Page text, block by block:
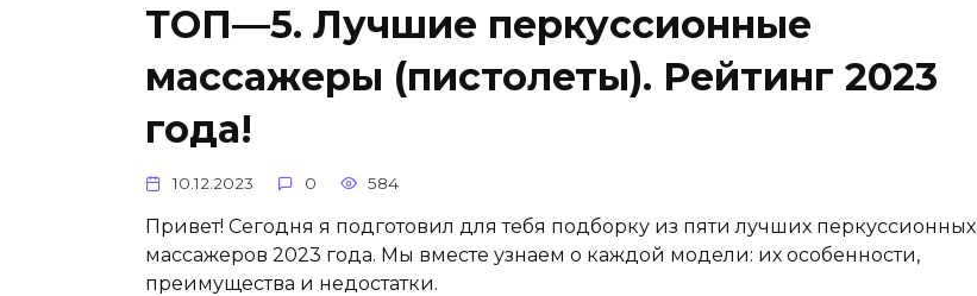
ТОП—5. Лучшие перкуссионные
массажеры (пистолеты). Рейтинг 2023
года!
10.12.2023 0 584
Привет! Сегодня я подготовил для тебя подборку из пяти лучших перкуссионных
массажеров 2023 года. Мы вместе узнаем о каждой модели: их особенности,
преимущества и недостатки.